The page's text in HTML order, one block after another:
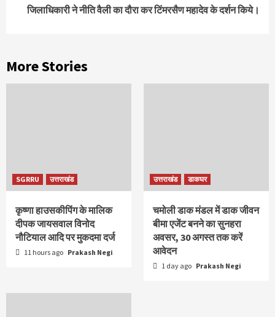
जिलाधिकारी ने नीति वैली का दौरा कर टिंमरसैण महादेव के दर्शन किये।
More Stories
SGRRU उत्तराखंड
कृष्णा हाउसकीपिंग के मालिक
दीपक जायसवाल विनोद
नौटियाल आदि पर मुकदमा दर्ज
11 hours ago Prakash Negi
उत्तराखंड डाकघर
चमोली डाक मंडल में डाक जीवन
बीमा एजेंट बनने का सुनहरा
अवसर, 30 अगस्त तक करें
आवेदन
1 day ago Prakash Negi